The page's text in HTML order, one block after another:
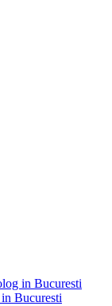
in Bucuresti
Bucuresti